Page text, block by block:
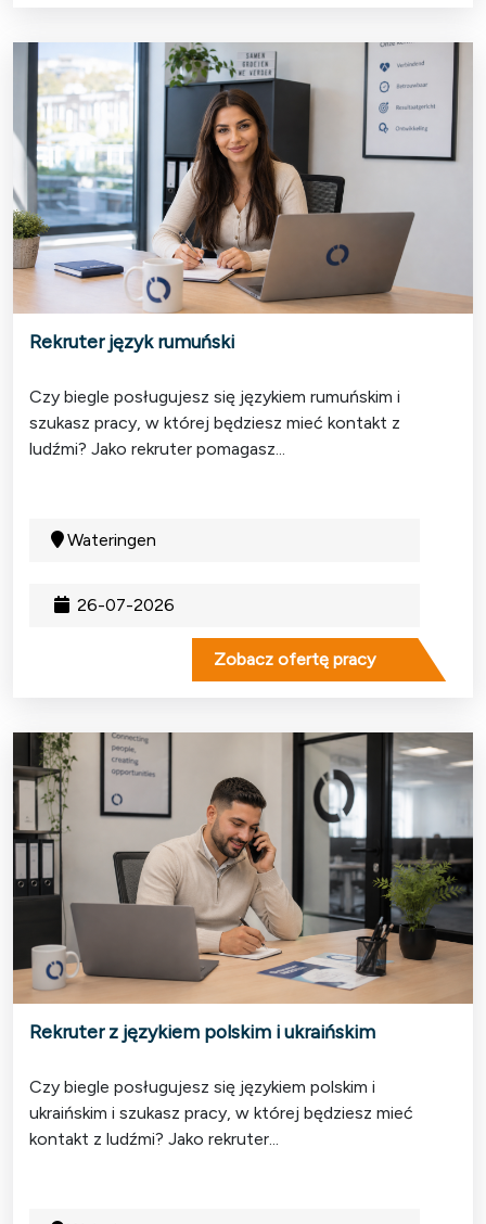
Rekruter język rumuński
26-07-2026
Wateringen
Czy biegle posługujesz się językiem rumuńskim i
szukasz pracy, w której będziesz mieć kontakt z
ludźmi? Jako rekruter pomagasz...
Zobacz ofertę pracy
Rekruter z językiem polskim i ukraińskim
Czy biegle posługujesz się językiem polskim i
ukraińskim i szukasz pracy, w której będziesz mieć
kontakt z ludźmi? Jako rekruter...